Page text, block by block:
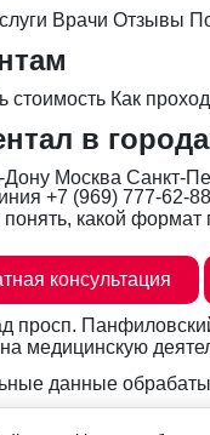
Врачи Отзывы
стоимость Как
в
Дону Москва Санкт-
+7 (969) 777-62-88
какой
консультация
просп.
медицинскую
данные